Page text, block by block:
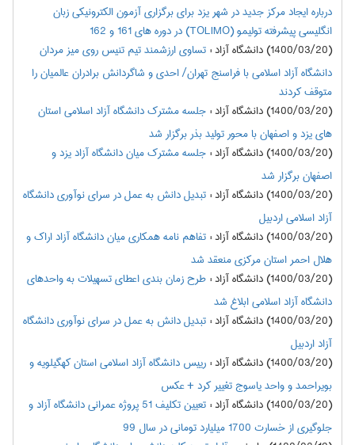
درباره ایجاد مرکز جدید در شهر یزد برای برگزاري آزمون الكترونيكي زبان
انگليسي پيشرفته تولیمو (TOLIMO) در دوره های 161 و 162
(1400/03/20) دانشگاه آزاد
:تساوی ارزشمند تیم تنیس روی میز مردان
دانشگاه آزاد اسلامی با فراسنج تهران/ احدی و شاگردانش برادران عالمیان را
متوقف کردند
(1400/03/20) دانشگاه آزاد
:جلسه مشترک دانشگاه آزاد اسلامی استان
های یزد و اصفهان با محور تولید بذر برگزار شد
(1400/03/20) دانشگاه آزاد
:جلسه مشترک میان دانشگاه آزاد یزد و
اصفهان برگزار شد
(1400/03/20) دانشگاه آزاد
:تبدیل دانش به عمل در سرای نوآوری دانشگاه
آزاد اسلامی اردبیل
(1400/03/20) دانشگاه آزاد
:تفاهم نامه همکاری میان دانشگاه آزاد اراک و
هلال احمر استان مرکزی منعقد شد
(1400/03/20) دانشگاه آزاد
:طرح زمان بندی اعطای تسهیلات به واحدهای
دانشگاه آزاد اسلامی ابلاغ شد
(1400/03/20) دانشگاه آزاد
:تبدیل دانش به عمل در سرای نوآوری دانشگاه
آزاد اردبیل
(1400/03/20) دانشگاه آزاد
:رییس دانشگاه آزاد اسلامی استان کهگیلویه و
بویراحمد و واحد یاسوج تغییر کرد + عکس
(1400/03/20) دانشگاه آزاد
:
تعیین تکلیف 51 پروژه عمرانی دانشگاه آزاد و
جلوگیری از خسارت 1700 میلیارد تومانی در سال 99